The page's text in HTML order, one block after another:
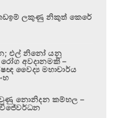
ලකුණු නිකුත් කෙරේ
එල් නිනෝ යනු
රෝග අවදානමකි –
වෛද්‍ය මහාචාර්ය
නොනිදන කම්හල –